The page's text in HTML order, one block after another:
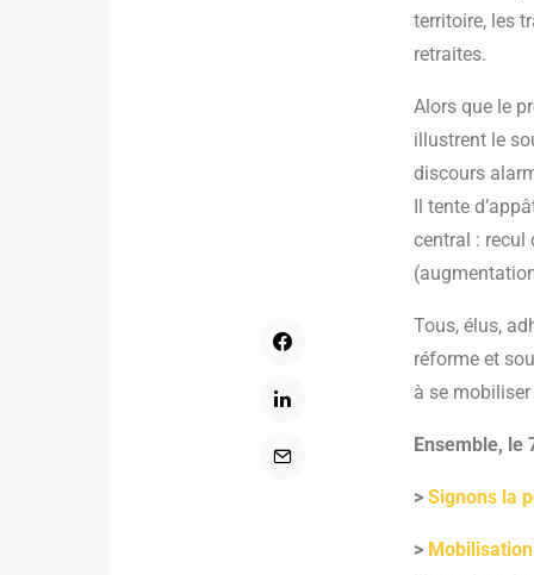
territoire, les
retraites.
Alors que le
illustrent le
discours
Il tente
central : recul
Tous, élus,
réforme et
à se
Ensemble, le
> Signons la
>